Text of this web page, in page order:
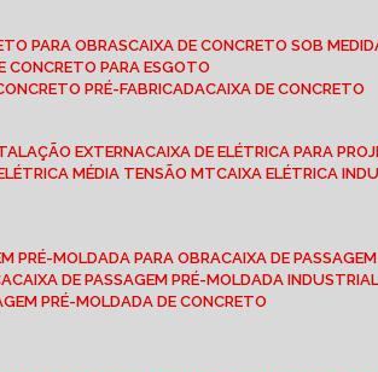
PARA OBRAS
CAIXA DE CONCRETO SOB
CONCRETO PARA ESGOTO
PRÉ-FABRICADA
CAIXA DE CONCRETO
EXTERNA CAIXA DE ELÉTRICA PARA
ELÉTRICA MÉDIA TENSÃO MT
CAIXA ELÉTRICA
PRÉ-MOLDADA PARA OBRA CAIXA DE
CAIXA DE PASSAGEM PRÉ-MOLDADA INDUSTRIAL
PRÉ-MOLDADA DE CONCRETO